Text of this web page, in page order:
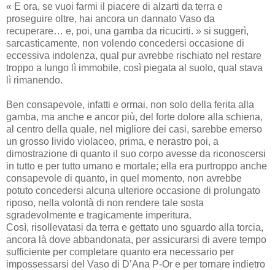
« E ora, se vuoi farmi il piacere di alzarti da terra e
proseguire oltre, hai ancora un dannato Vaso da
recuperare… e, poi, una gamba da ricucirti. » si suggerì,
sarcasticamente, non volendo concedersi occasione di
eccessiva indolenza, qual pur avrebbe rischiato nel restare
troppo a lungo lì immobile, così piegata al suolo, qual stava
lì rimanendo.
Ben consapevole, infatti e ormai, non solo della ferita alla
gamba, ma anche e ancor più, del forte dolore alla schiena,
al centro della quale, nel migliore dei casi, sarebbe emerso
un grosso livido violaceo, prima, e nerastro poi, a
dimostrazione di quanto il suo corpo avesse da riconoscersi
in tutto e per tutto umano e mortale; ella era purtroppo anche
consapevole di quanto, in quel momento, non avrebbe
potuto concedersi alcuna ulteriore occasione di prolungato
riposo, nella volontà di non rendere tale sosta
sgradevolmente e tragicamente imperitura.
Così, risollevatasi da terra e gettato uno sguardo alla torcia,
ancora là dove abbandonata, per assicurarsi di avere tempo
sufficiente per completare quanto era necessario per
impossessarsi del Vaso di D’Ana P-Or e per tornare indietro